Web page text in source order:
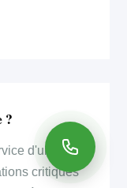
?
d'urgence
critiques